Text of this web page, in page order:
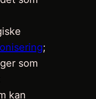
;
som
kan